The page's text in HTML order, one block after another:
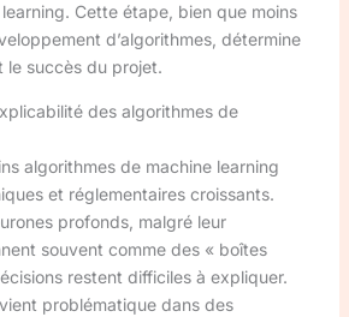
Cette étape, bien que moins
d’algorithmes, détermine
le succès du projet.
des algorithmes de
algorithmes de machine learning
et réglementaires croissants.
profonds, malgré leur
souvent comme des « boîtes
restent difficiles à expliquer.
problématique dans des